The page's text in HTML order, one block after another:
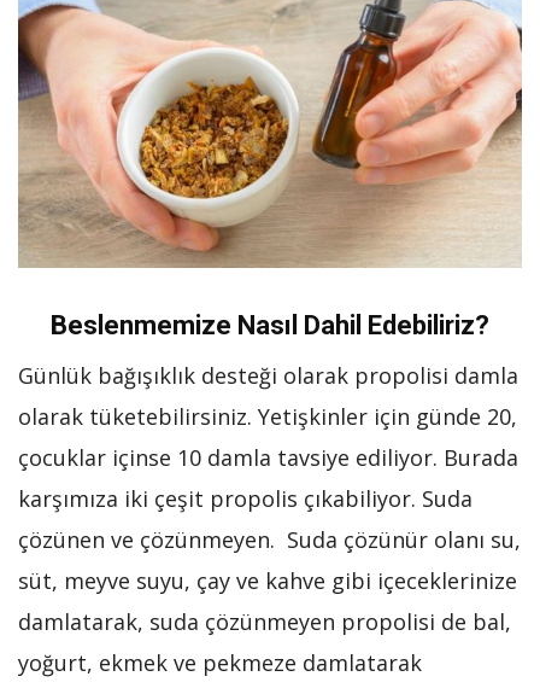
Beslenmemize Nasıl Dahil Edebiliriz?
Günlük bağışıklık desteği olarak propolisi damla
olarak tüketebilirsiniz. Yetişkinler için günde 20,
çocuklar içinse 10 damla tavsiye ediliyor. Burada
karşımıza iki çeşit propolis çıkabiliyor. Suda
çözünen ve çözünmeyen. Suda çözünür olanı su,
süt, meyve suyu, çay ve kahve gibi içeceklerinize
damlatarak, suda çözünmeyen propolisi de bal,
yoğurt, ekmek ve pekmeze damlatarak